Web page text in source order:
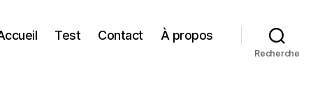
Test Contact À propos
Recherche